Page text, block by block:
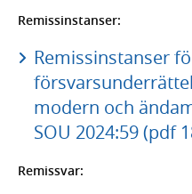
Remissinstanser:
Remissinstanser
modern och
SOU 2024:59 (pdf
Remissvar: